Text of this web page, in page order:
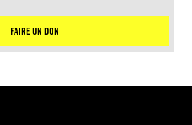
FAIRE UN DON